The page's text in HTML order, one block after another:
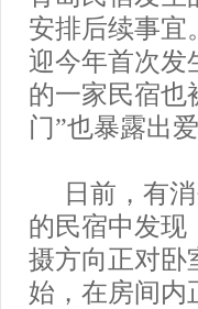
安排后续事宜
迎今年首次发
的一家民宿也
门”也暴露出
日前，有
的民宿中发现
摄方向正对卧
始，在房间内